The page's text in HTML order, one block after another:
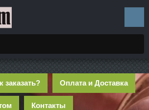
заказать? Оплата и Доставка
Контакты